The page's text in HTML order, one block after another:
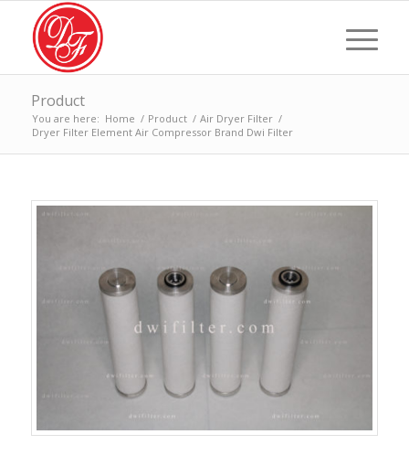
Product
You are here: Home / Product / Air Dryer Filter /
Dryer Filter Element Air Compressor Brand Dwi Filter